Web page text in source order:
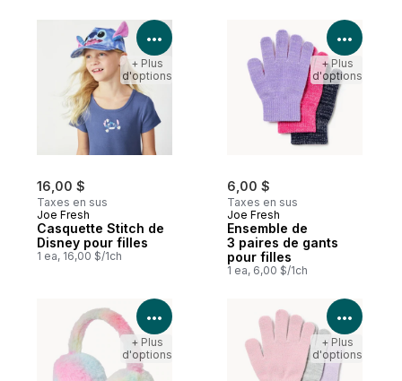
16,00 $
Taxes en sus
Joe Fresh
Casquette Stitch de
Disney pour filles
1 ea, 16,00 $/1ch
Voir les détails du produit
+ Plus
d'options
6,00 $
Taxes en sus
Joe Fresh
Ensemble de
3 paires de gants
pour filles
1 ea, 6,00 $/1ch
Voir
+ Plus
d'options
Voir les détails du produit
+ Plus
d'options
Voir
+ Plus
d'options